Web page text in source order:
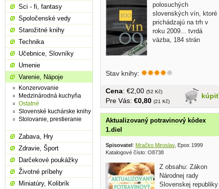
polosuchých
slovenských vín, ktoré
prichádzajú na trh v
roku 2009... tvrdá
väzba, 184 strán
Stav knihy:
kúpiť
Cena: €2,00 (52 Kč)
Pre Vás: €0,80 (21 Kč)
Aktualizovaný potravinový kódex
1.diel
Spisovatel : Mračko Miroslav, Epos 1999
Katalogové číslo: O8738
Z obsahu: Zákon
Národnej rady
Slovenskej republiky
Sci - fi, fantasy
Spoločenské vedy
Starožitné knihy
Technika
Učebnice, Slovníky
Umenie
Varenie, Nápoje
Konzervovanie
Medzinárodná kuchyňa
Ostatné
Slovenské kuchárske knihy
Stolovanie, prestieranie
Zabava, Hry
Zdravie, Šport
Darčekové poukážky
Životné príbehy
Miniatúry, Kolibrík